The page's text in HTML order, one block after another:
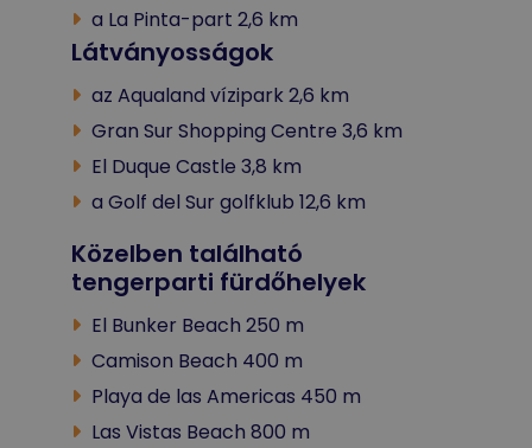
a La Pinta-part 2,6 km
Látványosságok
az Aqualand vízipark 2,6 km
Gran Sur Shopping Centre 3,6 km
El Duque Castle 3,8 km
a Golf del Sur golfklub 12,6 km
Közelben található
tengerparti fürdőhelyek
El Bunker Beach 250 m
Camison Beach 400 m
Playa de las Americas 450 m
Las Vistas Beach 800 m